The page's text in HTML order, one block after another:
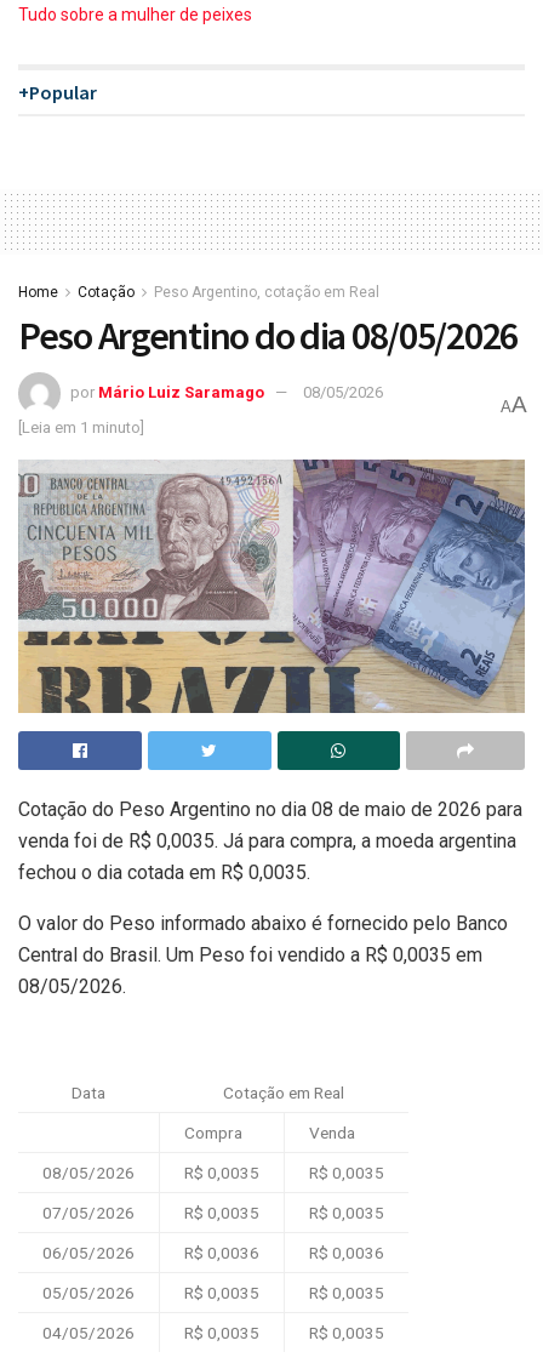
Tudo sobre a mulher de peixes
+Popular
Home Cotação Peso Argentino, cotação em Real
Peso Argentino do dia 08/05/2026
por Mário Luiz Saramago
08/05/2026
[Leia em 1 minuto]
AA
Cotação do Peso Argentino no dia 08 de maio de 2026 para
venda foi de R$ 0,0035. Já para compra, a moeda argentina
fechou o dia cotada em R$ 0,0035.
O valor do Peso informado abaixo é fornecido pelo Banco
Central do Brasil. Um Peso foi vendido a R$ 0,0035 em
08/05/2026.
Data Cotação em Real
Compra Venda
08/05/2026 R$ 0,0035 R$ 0,0035
07/05/2026 R$ 0,0035 R$ 0,0035
06/05/2026 R$ 0,0036 R$ 0,0036
05/05/2026 R$ 0,0035 R$ 0,0035
04/05/2026 R$ 0,0035 R$ 0,0035